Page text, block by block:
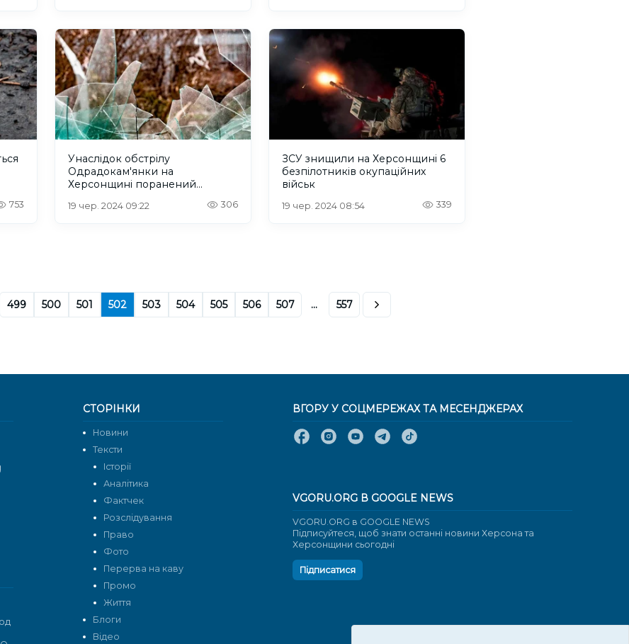
753
Унаслідок обстрілу
Одрадокам'янки на
Херсонщині поранений
19 чер. 2024 09:22 306
ЗСУ знищили на Херсонщині 6
безпілотників окупаційних
військ
19 чер. 2024 08:54 339
499 500 501 502 503 504 505 506 507 ... 557
СТОРІНКИ
Новини
Тексти
Історії
Аналітика
Фактчек
Розслідування
Право
Фото
Перерва на каву
Промо
Життя
Блоги
Відео
ВГОРУ У СОЦМЕРЕЖАХ ТА МЕСЕНДЖЕРАХ
VGORU.ORG В GOOGLE NEWS
VGORU.ORG в GOOGLE NEWS
Підписуйтеся, щоб знати останні новини Херсона та
Херсонщини сьогодні
Підписатися